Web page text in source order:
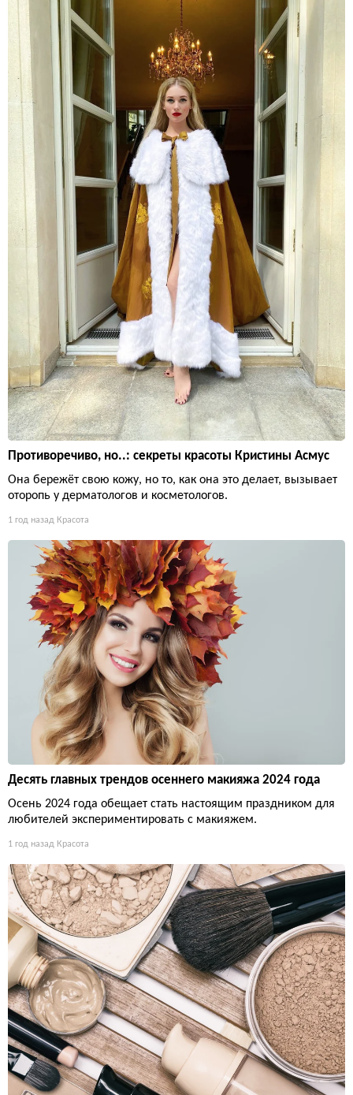
Противоречиво, но..: секреты красоты Кристины Асмус
Она бережёт свою кожу, но то, как она это делает, вызывает
оторопь у дерматологов и косметологов.
1 год назад Красота
Десять главных трендов осеннего макияжа 2024 года
Осень 2024 года обещает стать настоящим праздником для
любителей экспериментировать с макияжем.
1 год назад Красота